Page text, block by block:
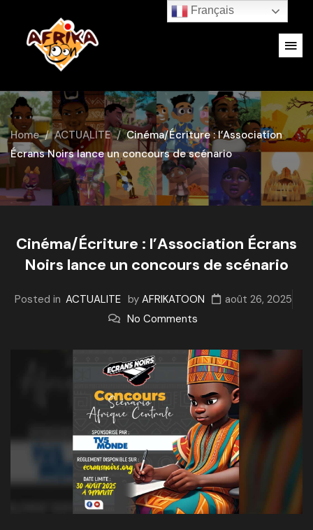
Home ACTUALITE
Cinéma/Écriture : l’Association
Écrans Noirs lance un concours de scénario
Cinéma/Écriture : l’Association Écrans
Noirs lance un concours de scénario
Posted in ACTUALITE by AFRIKATOON
août 26, 2025
No Comments
Français